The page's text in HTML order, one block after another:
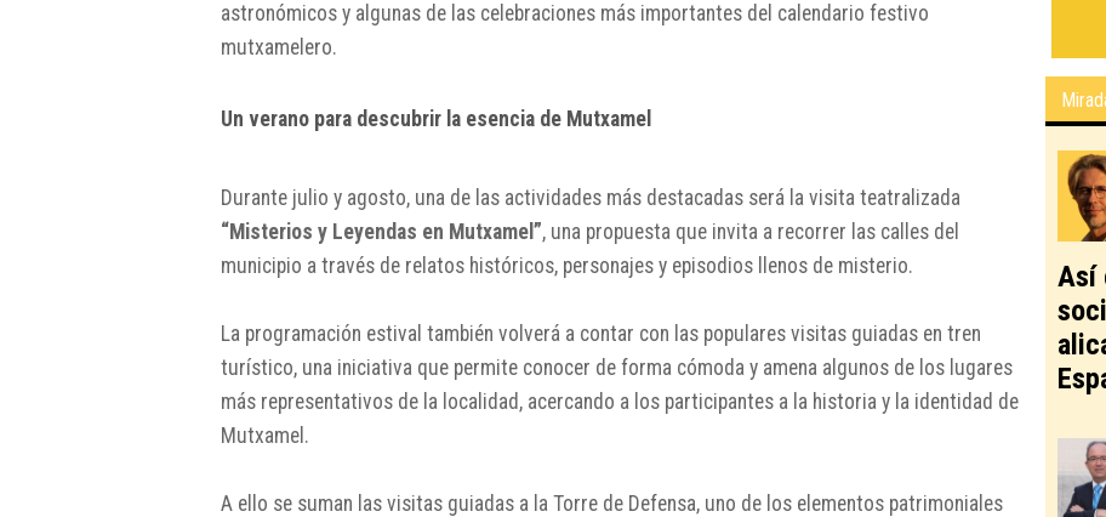
astronómicos y algunas de las celebraciones más importantes del calendario festivo
mutxamelero.
Un verano para descubrir la esencia de Mutxamel
Durante julio y agosto, una de las actividades más destacadas será la visita teatralizada
“Misterios y Leyendas en Mutxamel”, una propuesta que invita a recorrer las calles del
municipio a través de relatos históricos, personajes y episodios llenos de misterio.
La programación estival también volverá a contar con las populares visitas guiadas en tren
turístico, una iniciativa que permite conocer de forma cómoda y amena algunos de los lugares
más representativos de la localidad, acercando a los participantes a la historia y la identidad de
Mutxamel.
A ello se suman las visitas guiadas a la Torre de Defensa, uno de los elementos patrimoniales
Así